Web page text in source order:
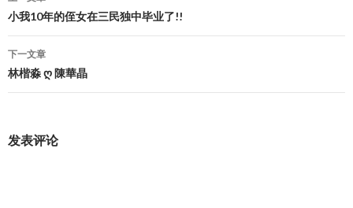
章
导
航
小我10年的侄女在三民独中毕业了!!
下一文章
林楷淼 ღ 陳華晶
发表评论